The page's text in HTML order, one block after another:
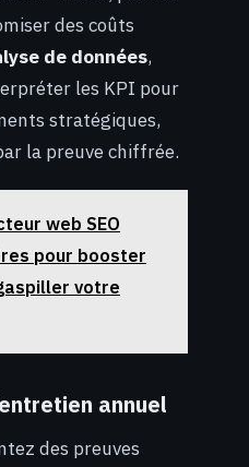
des coûts
de données,
les KPI pour
stratégiques,
la preuve chiffrée.
web SEO
pour booster
votre
annuel
des preuves